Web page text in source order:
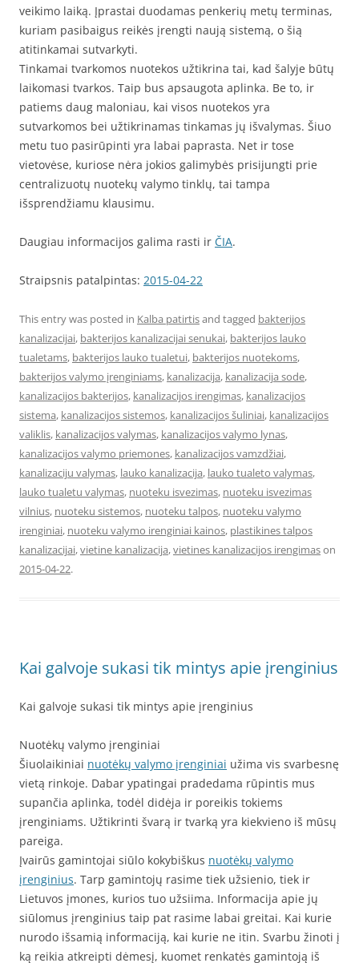
veikimo laiką. Įprastai duodamas penkerių metų terminas,
kuriam pasibaigus reikės įrengti naują sistemą, o šią
atitinkamai sutvarkyti.
Tinkamai tvarkomos nuotekos užtikrina tai, kad šalyje būtų
laikomasi tvarkos. Taip bus apsaugota aplinka. Be to, ir
patiems daug maloniau, kai visos nuotekos yra
sutvarkomos bei užtikrinamas tinkamas jų išvalymas. Šiuo
metu tuo pasirūpinti yra labai paprasta. Net ir tose
vietovėse, kuriose nėra jokios galimybės prisijungti prie
centralizuotų nuotekų valymo tinklų, tai tampa
išsprendžiamu klausimu.
Daugiau informacijos galima rasti ir ČIA.
Straipsnis patalpintas: 2015-04-22
This entry was posted in Kalba patirtisand tagged bakterijos
kanalizacijai, bakterijos kanalizacijai senukai, bakterijos lauko
tualetams, bakterijos lauko tualetui, bakterijos nuotekoms,
bakterijos valymo įrenginiams, kanalizacija, kanalizacija sode,
kanalizacijos bakterijos, kanalizacijos irengimas, kanalizacijos
sistema, kanalizacijos sistemos, kanalizacijos šuliniai, kanalizacijos
valiklis, kanalizacijos valymas, kanalizacijos valymo lynas,
kanalizacijos valymo priemones, kanalizacijos vamzdžiai,
kanalizaciju valymas, lauko kanalizacija, lauko tualeto valymas,
lauko tualetu valymas, nuoteku isvezimas, nuoteku isvezimas
vilnius, nuoteku sistemos, nuoteku talpos, nuoteku valymo
irenginiai, nuoteku valymo irenginiai kainos, plastikines talpos
kanalizacijai,vietine kanalizacija,vietines kanalizacijos irengimason
2015-04-22.
Kai galvoje sukasi tik mintys apie įrenginius
Kai galvoje sukasi tik mintys apie įrenginius
Nuotėkų valymo įrenginiai
Šiuolaikiniai nuotėkų valymo įrenginiai užima vis svarbesnę
vietą rinkoje. Dabar ypatingai pradedama rūpintis mus
supančia aplinka, todėl didėja ir poreikis tokiems
įrenginiams. Užtikrinti švarą ir tvarką yra kiekvieno iš mūsų
pareiga.
Įvairūs gamintojai siūlo kokybiškus nuotėkų valymo
įrenginius. Tarp gamintojų rasime tiek užsienio, tiek ir
Lietuvos įmones, kurios tuo užsiima. Informacija apie jų
siūlomus įrenginius taip pat rasime labai greitai. Kai kurie
nurodo išsamią informaciją, kai kurie ne itin. Svarbu žinoti į
ką reikia atkreipti dėmesį, kuomet renkatės gamintoją iš